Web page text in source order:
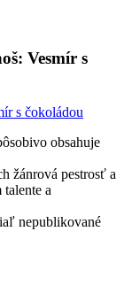
Vesmír s
obsahuje
žánrová pestrosť a
a
nepublikované